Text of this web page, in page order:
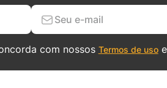
com nossos Termos de usoe